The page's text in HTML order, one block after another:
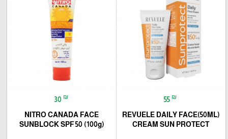
55 ₪
(50ML)REVUELE DAILY FACE
CREAM SUN PROTECT
30 ₪
NITRO CANADA FACE
SUNBLOCK SPF 50 (100g)